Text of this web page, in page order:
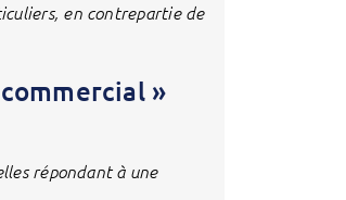
en contrepartie de
»
répondant à une